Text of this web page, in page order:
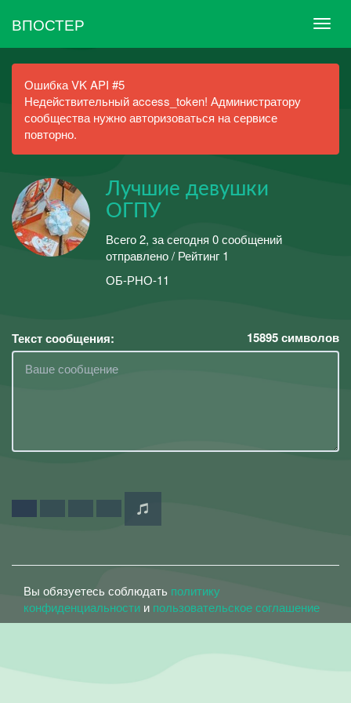
ВПОСТЕР
Ошибка VK API #5
Недействительный access_token! Администратору
сообщества нужно авторизоваться на сервисе
повторно.
Лучшие девушки
ОГПУ
Всего 2, за сегодня 0 сообщений
отправлено / Рейтинг 1
ОБ-РНО-11
Текст сообщения: 15895символов
Вы обязуетесь соблюдать политику
конфиденциальности и пользовательское соглашение